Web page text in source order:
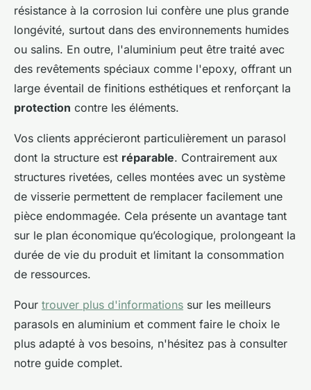
résistance à la corrosion lui confère une plus grande
longévité, surtout dans des environnements humides
ou salins. En outre, l'aluminium peut être traité avec
des revêtements spéciaux comme l'epoxy, offrant un
large éventail de finitions esthétiques et renforçant la
protection contre les éléments.
Vos clients apprécieront particulièrement un parasol
dont la structure est réparable. Contrairement aux
structures rivetées, celles montées avec un système
de visserie permettent de remplacer facilement une
pièce endommagée. Cela présente un avantage tant
sur le plan économique qu’écologique, prolongeant la
durée de vie du produit et limitant la consommation
de ressources.
Pour trouver plus d'informations sur les meilleurs
parasols en aluminium et comment faire le choix le
plus adapté à vos besoins, n'hésitez pas à consulter
notre guide complet.